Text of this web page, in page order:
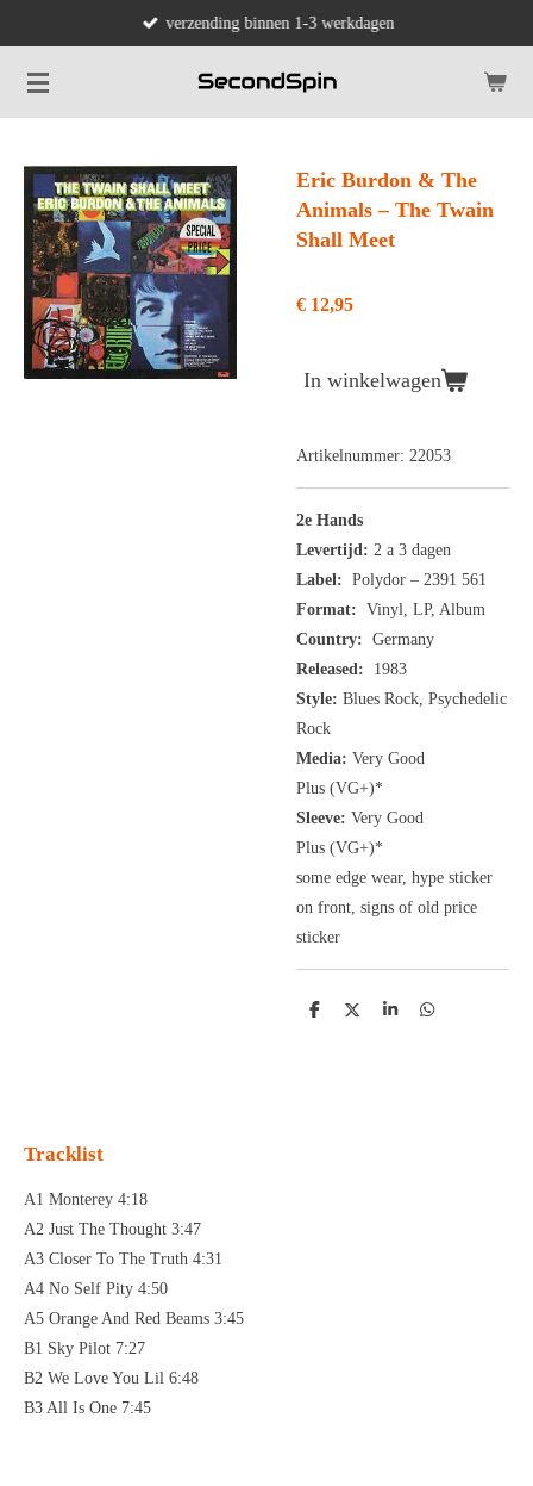
naar
de
verzending binnen 1-3 werkdagen
Eric Burdon & The
Animals ‎– The Twain
Shall Meet
€ 12,95
In winkelwagen
Artikelnummer: 22053
2e Hands
Levertijd: 2 a 3 dagen
Label: Polydor ‎– 2391 561
Format: Vinyl, LP, Album
Country: Germany
Released: 1983
Style: Blues Rock, Psychedelic
Rock
Media: Very Good
Plus (VG+)*
Sleeve: Very Good
Plus (VG+)*
some edge wear, hype sticker
on front, signs of old price
sticker
D
D
S
D
Tracklist
A1 Monterey 4:18
A2 Just The Thought 3:47
A3 Closer To The Truth 4:31
A4 No Self Pity 4:50
A5 Orange And Red Beams 3:45
B1 Sky Pilot 7:27
B2 We Love You Lil 6:48
B3 All Is One 7:45